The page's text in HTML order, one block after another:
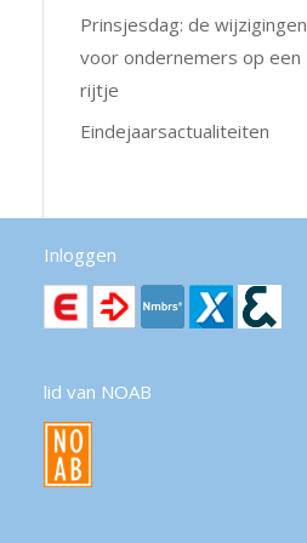
Prinsjesdag: de wijzigingen
voor ondernemers op een
rijtje
Eindejaarsactualiteiten
Inloggen
lid van NOAB